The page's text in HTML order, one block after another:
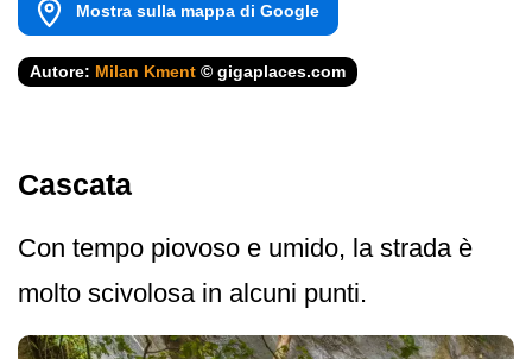
Mostra sulla mappa di Google
Autore: Milan Kment © gigaplaces.com
Cascata
Con tempo piovoso e umido, la strada è
molto scivolosa in alcuni punti.